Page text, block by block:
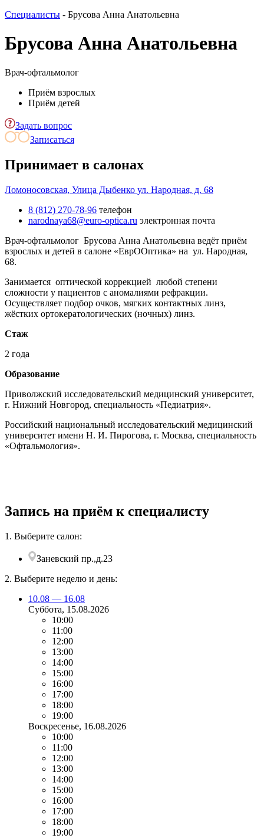
Специалисты - Брусова Анна Анатольевна
Брусова Анна Анатольевна
Врач-офтальмолог
Приём взрослых
Приём детей
Задать вопрос
Записаться
Принимает в салонах
Ломоносовская, Улица Дыбенко ул. Народная, д. 68
8 (812) 270-78-96 телефон
narodnaya68@euro-optica.ru электронная почта
Врач-офтальмолог Брусова Анна Анатольевна ведёт приём
взрослых и детей в салоне «ЕврООптика» на ул. Народная,
68.
Занимается оптической коррекцией любой степени
сложности у пациентов с аномалиями рефракции.
Осуществляет подбор очков, мягких контактных линз,
жёстких ортокератологических (ночных) линз.
Стаж
2 года
Образование
Приволжский исследовательский медицинский университет,
г. Нижний Новгород, специальность «Педиатрия».
Российский национальный исследовательский медицинский
университет имени Н. И. Пирогова, г. Москва, специальность
«Офтальмология».
Запись на приём к специалисту
1. Выберите салон:
Заневский пр.,д.23
2. Выберите неделю и день:
10.08 — 16.08
Суббота, 15.08.2026
10:00
11:00
12:00
13:00
14:00
15:00
16:00
17:00
18:00
19:00
Воскресенье, 16.08.2026
10:00
11:00
12:00
13:00
14:00
15:00
16:00
17:00
18:00
19:00